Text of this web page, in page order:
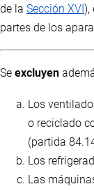
de la Sección XVI ),
partes de los
Se excluyen
Los
o reciclado
(partida
Los
Las